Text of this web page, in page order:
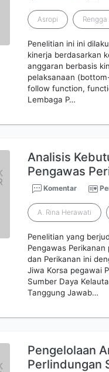
Asropi
Penelitian ini ini
kinerja berdasarkan
anggaran berbasis
pelaksanaan
follow function,
Lembaga P…
Analisis
Pengawas
Komentar
A. Rina Herawati
Penelitian yang
Pengawas
dan Perikanan ini
Jiwa Korsa pegawai
Sumber Daya
Tanggung Jawab…
Pengelolaan
Perlindungan